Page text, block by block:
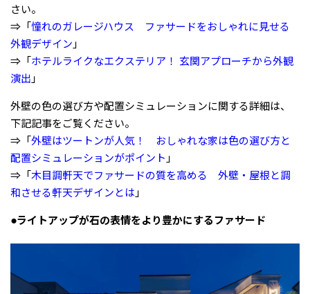
さい。
⇒「 憧れのガレージハウス ファサードをおしゃれに見せる
外観デザイン 」
⇒「 ホテルライクなエクステリア！ 玄関アプローチから外観
演出 」
外壁の色の選び方や配置シミュレーションに関する詳細は、
下記記事をご覧ください。
⇒「 外壁はツートンが人気！ おしゃれな家は色の選び方と
配置シミュレーションがポイント 」
⇒「 木目調軒天でファサードの質を高める 外壁・屋根と調
和させる軒天デザインとは 」
●ライトアップが石の表情をより豊かにするファサード